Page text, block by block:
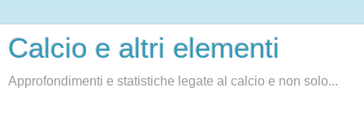
Calcio e altri elementi
Approfondimenti e statistiche legate al calcio e non solo...